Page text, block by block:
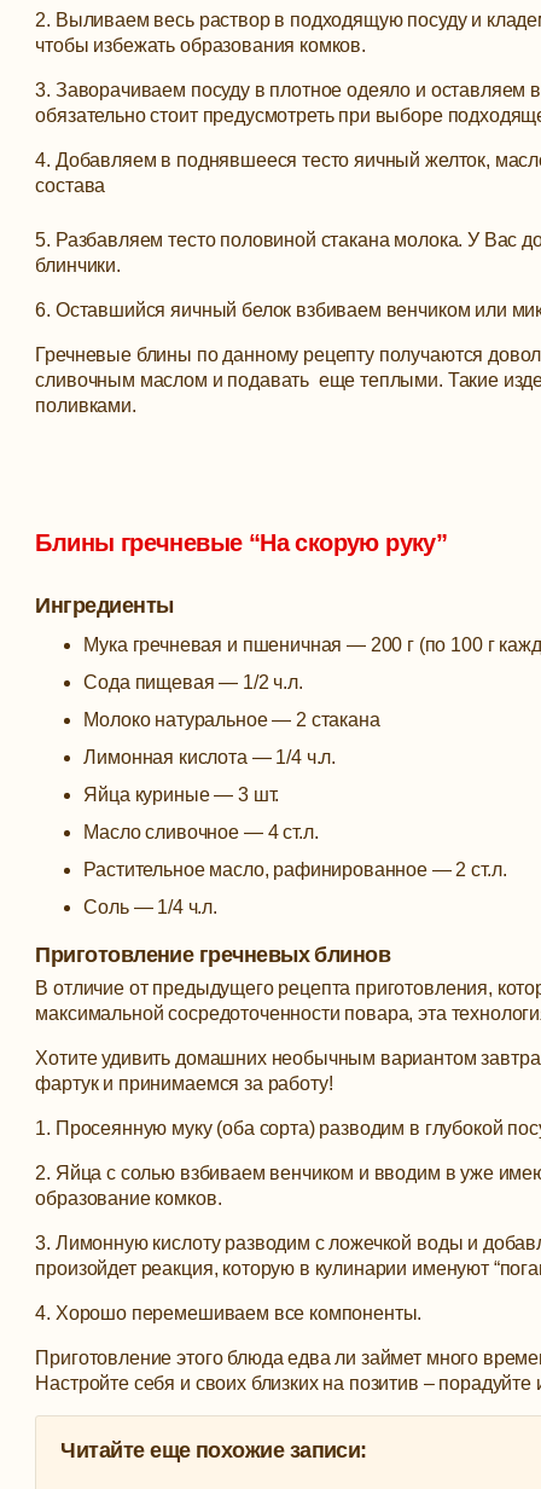
2. Выливаем весь раствор в подходящую посуду и
чтобы избежать образования комков.
3. Заворачиваем посуду в плотное одеяло и оставляем
обязательно стоит предусмотреть при выборе
4. Добавляем в поднявшееся тесто яичный желток,
состава
5. Разбавляем тесто половиной стакана молока. У Вас
блинчики.
6. Оставшийся яичный белок взбиваем венчиком или
Гречневые блины по данному рецепту получаются
сливочным маслом и подавать еще теплыми. Такие
поливками.
Блины гречневые “На скорую руку”
Ингредиенты
Мука гречневая и пшеничная — 200 г (по 100 г
Сода пищевая — 1/2 ч.л.
Молоко натуральное — 2 стакана
Лимонная кислота — 1/4 ч.л.
Яйца куриные — 3 шт.
Масло сливочное — 4 ст.л.
Растительное масло, рафинированное — 2 ст.л.
Соль — 1/4 ч.л.
Приготовление гречневых блинов
В отличие от предыдущего рецепта приготовления,
максимальной сосредоточенности повара, эта
Хотите удивить домашних необычным вариантом
фартук и принимаемся за работу!
1. Просеянную муку (оба сорта) разводим в глубокой
2. Яйца с солью взбиваем венчиком и вводим в уже
образование комков.
3. Лимонную кислоту разводим с ложечкой воды и
произойдет реакция, которую в кулинарии именуют
4. Хорошо перемешиваем все компоненты.
Приготовление этого блюда едва ли займет много
Настройте себя и своих близких на позитив – порадуйте
Читайте еще похожие записи: